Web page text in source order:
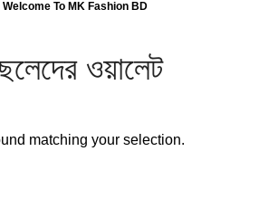
Welcome To MK Fashion BD
ওয়ালেট
matching your selection.